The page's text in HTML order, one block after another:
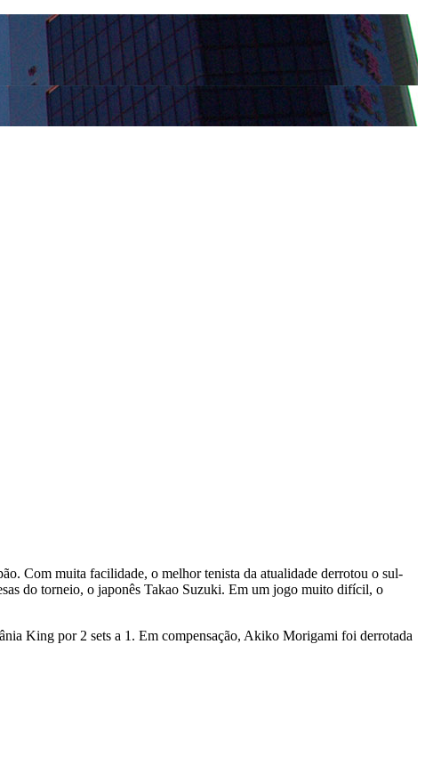
Com muita facilidade, o melhor tenista da atualidade derrotou o sul-
do torneio, o japonês Takao Suzuki. Em um jogo muito difícil, o
King por 2 sets a 1. Em compensação, Akiko Morigami foi derrotada